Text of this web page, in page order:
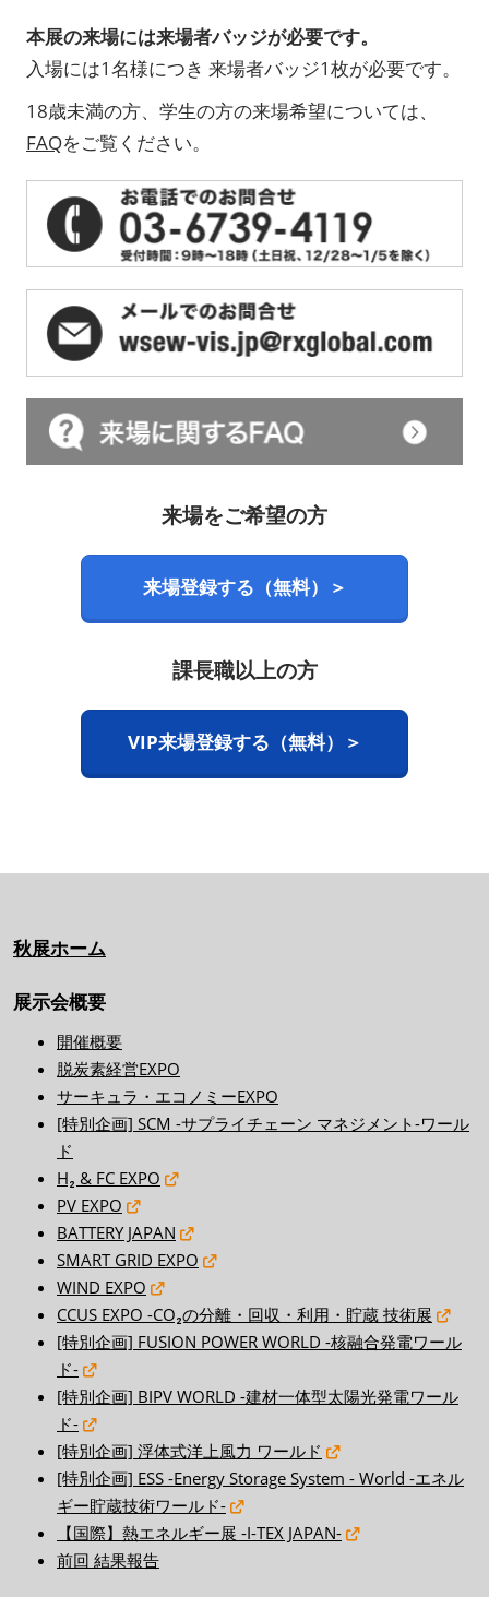
本展の来場には来場者バッジが必要です。
入場には1名様につき 来場者バッジ1枚が必要です。
18歳未満の方、学生の方の来場希望については、
FAQをご覧ください。
来場をご希望の方
来場登録する（無料）＞
課長職以上の方
VIP来場登録する（無料）＞
秋展ホーム
展示会概要
開催概要
脱炭素経営EXPO
サーキュラ・エコノミーEXPO
[特別企画] SCM -サプライチェーン マネジメント-ワール
ド
H₂ & FC EXPO
PV EXPO
BATTERY JAPAN
SMART GRID EXPO
WIND EXPO
CCUS EXPO -CO₂の分離・回収・利用・貯蔵 技術展
[特別企画] FUSION POWER WORLD -核融合発電ワール
ド-
[特別企画] BIPV WORLD -建材一体型太陽光発電ワール
ド-
[特別企画] 浮体式洋上風力 ワールド
[特別企画] ESS -Energy Storage System - World -エネル
ギー貯蔵技術ワールド-
【国際】熱エネルギー展 -I-TEX JAPAN-
前回 結果報告